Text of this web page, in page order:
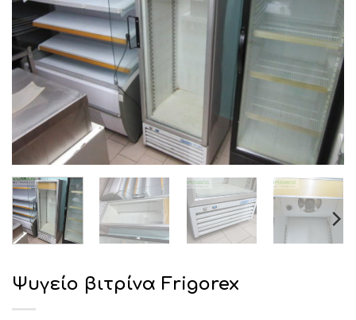
Ψυγείο βιτρίνα Frigorex